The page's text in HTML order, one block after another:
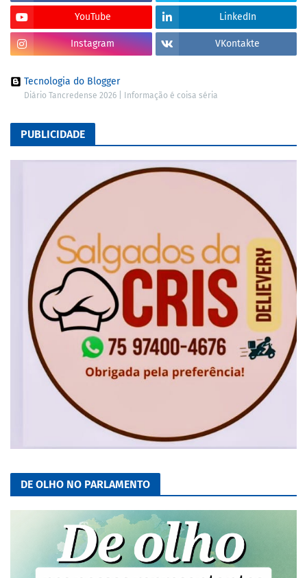
YouTube LinkedIn
Instagram VKontakte
Tecnologia do Blogger
Diário Tancredense 2026 | Informação é coisa séria
PUBLICIDADE
DE OLHO NO PARLAMENTO